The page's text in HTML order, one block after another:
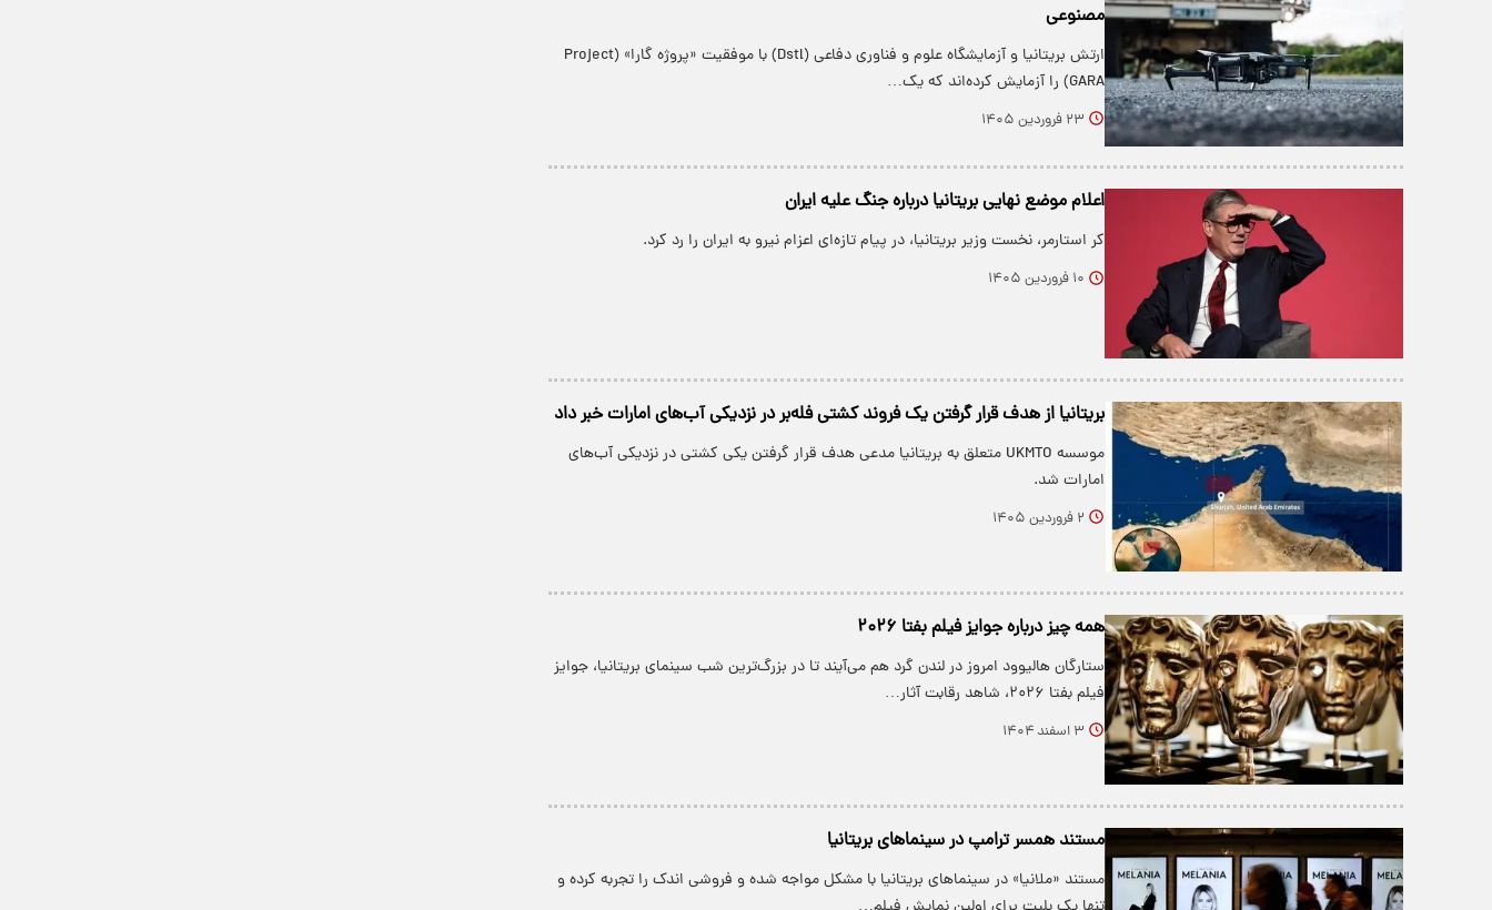
مصنوعی
ارتش بریتانیا و آزمایشگاه علوم و فناوری دفاعی (Dstl) با موفقیت «پروژه گارا» (Project
GARA) را آزمایش کرده‌اند که یک…
۲۳ فروردین ۱۴۰۵
اعلام موضع نهایی بریتانیا درباره جنگ علیه ایران
کر استارمر، نخست وزیر بریتانیا، در پیام تازه‌ای اعزام نیرو به ایران را رد کرد.
۱۰ فروردین ۱۴۰۵
بریتانیا از هدف قرار گرفتن یک فروند کشتی فله‌بر در نزدیکی آب‌های امارات خبر داد
موسسه UKMTO متعلق به بریتانیا مدعی هدف قرار گرفتن یکی کشتی در نزدیکی آب‌های
امارات شد.
۲ فروردین ۱۴۰۵
همه چیز درباره جوایز فیلم بفتا ۲۰۲۶
ستارگان هالیوود امروز در لندن گرد هم می‌آیند تا در بزرگ‌ترین شب سینمای بریتانیا، جوایز
فیلم بفتا ۲۰۲۶، شاهد رقابت آثار…
۳ اسفند ۱۴۰۴
مستند همسر ترامپ در سینماهای بریتانیا
مستند «ملانیا» در سینماهای بریتانیا با مشکل مواجه شده و فروشی اندک را تجربه کرده و